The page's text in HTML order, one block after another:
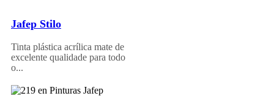
Jafep Stilo
Tinta plástica acrílica mate de
excelente qualidade para todo
o...